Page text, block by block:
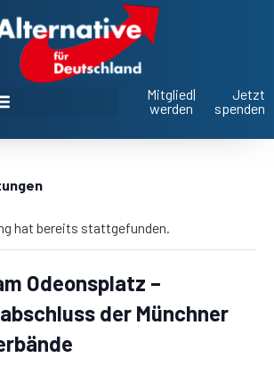
Mitglied
werden
|
Jetzt
spenden
hat bereits stattgefunden.
Odeonsplatz –
der Münchner